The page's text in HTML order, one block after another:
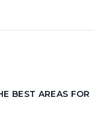
BEST AREAS FOR